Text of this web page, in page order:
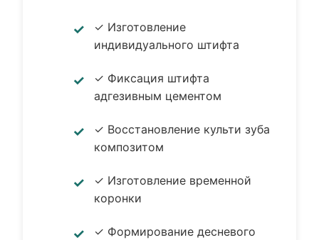
✓ Изготовление
индивидуального штифта
✓ Фиксация штифта
адгезивным цементом
✓ Восстановление культи зуба
композитом
✓ Изготовление временной
коронки
✓ Формирование десневого